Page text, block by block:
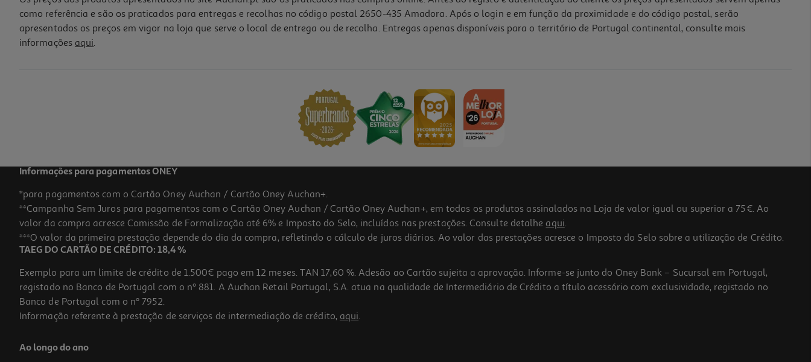
como referência e são os praticados para entregas e recolhas no código postal 2650-435 Amadora. Após o login e em função da proximidade e do código postal, serão
apresentados os preços em vigor na loja que serve o local de entrega ou de recolha. Entregas apenas disponíveis para o território de Portugal continental, consulte mais
informações aqui.
Informações para pagamentos ONEY
*para pagamentos com o Cartão Oney Auchan / Cartão Oney Auchan+.
**Campanha Sem Juros para pagamentos com o Cartão Oney Auchan / Cartão Oney Auchan+, em todos os produtos assinalados na Loja de valor igual ou superior a 75€. Ao
valor da compra acresce Comissão de Formalização até 6% e Imposto do Selo, incluídos nas prestações. Consulte detalhe aqui.
***O valor da primeira prestação depende do dia da compra, refletindo o cálculo de juros diários. Ao valor das prestações acresce o Imposto do Selo sobre a utilização de Crédito.
TAEG DO CARTÃO DE CRÉDITO: 18,4 %
Exemplo para um limite de crédito de 1.500€ pago em 12 meses. TAN 17,60 %. Adesão ao Cartão sujeita a aprovação. Informe-se junto do Oney Bank – Sucursal em Portugal,
registado no Banco de Portugal com o nº 881. A Auchan Retail Portugal, S.A. atua na qualidade de Intermediário de Crédito a título acessório com exclusividade, registado no
Banco de Portugal com o nº 7952.
Informação referente à prestação de serviços de intermediação de crédito, aqui.
Ao longo do ano